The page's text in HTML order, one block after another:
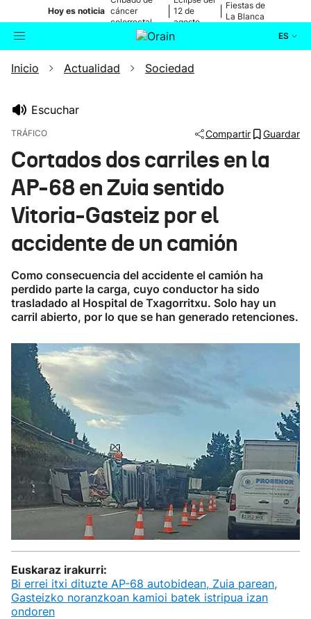
Hoy es noticia cáncer
colorrectal
12 de
agosto
Fiestas de
La Blanca
ES
Buscador Actualidad
Ikusmiran
Eguraldia
Inicio Actualidad Sociedad
Escuchar
TRÁFICO Compartir Guardar
Cortados dos carriles en la
AP-68 en Zuia sentido
Vitoria-Gasteiz por el
accidente de un camión
Como consecuencia del accidente el camión ha
perdido parte la carga, cuyo conductor ha sido
trasladado al Hospital de Txagorritxu. Solo hay un
carril abierto, por lo que se han generado retenciones.
Euskaraz irakurri:
Bi errei itxi dituzte AP-68 autobidean, Zuia parean,
Gasteizko noranzkoan kamioi batek istripua izan
ondoren